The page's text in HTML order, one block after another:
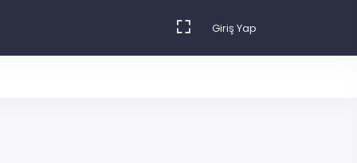
Giriş Yap